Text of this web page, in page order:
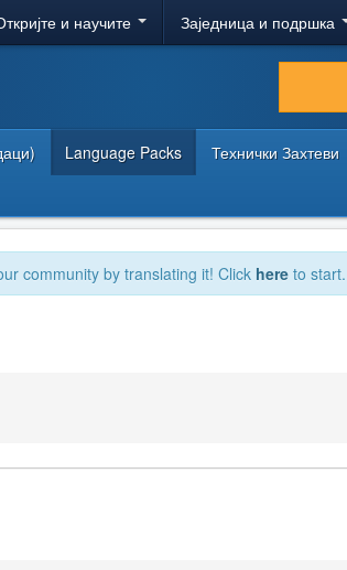
и научите Заједница и подршка
Language Packs Технички Захтеви
community by translating it! Click here to start.